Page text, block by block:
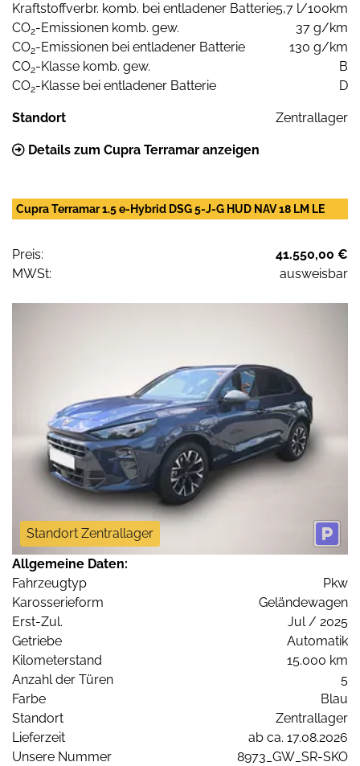
Kraftstoffverbr. komb. bei entladener Batterie5,7 l/100km
CO2-Emissionen komb. gew.
37 g/km
CO2-Emissionen bei entladener Batterie
130 g/km
CO2-Klasse komb. gew.
B
CO2-Klasse bei entladener Batterie D
Standort Zentrallager
Details zum Cupra Terramar anzeigen
Cupra Terramar 1.5 e-Hybrid DSG 5-J-G HUD NAV 18 LM LE
Preis:
41.550,00 €
MWSt:
ausweisbar
Standort Zentrallager
Allgemeine Daten:
Fahrzeugtyp
Pkw
Karosserieform
Geländewagen
Erst-Zul.
Jul / 2025
Getriebe
Automatik
Kilometerstand
15.000 km
Anzahl der Türen
5
Farbe
Blau
Standort
Zentrallager
Lieferzeit
ab ca. 17.08.2026
Unsere Nummer
8973_GW_SR-SKO